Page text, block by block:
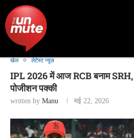
खेल लेटेस्ट न्यूज़
IPL 2026 में आज RCB बनाम SRH,
पोजीशन पक्की
written by Manu मई 22, 2026